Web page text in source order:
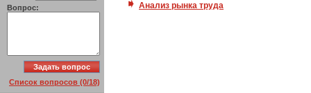
Вопрос:
Список вопросов (0/18)
Анализ рынка труда